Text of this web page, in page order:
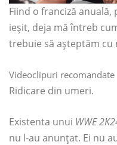
Fiind o franciză anuală,
ieșit, deja mă întreb
trebuie să așteptăm cu
Videoclipuri recomandate
Ridicare din umeri.
Existenta unui WWE
nu l-au anunțat. Ei nu